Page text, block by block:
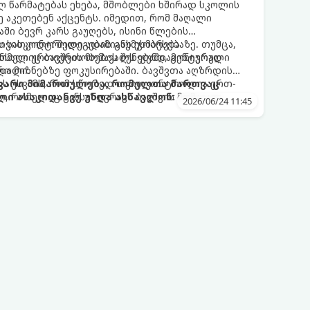
წარმატებას ეხება, მშობლები ხშირად სკოლის
აკეთებენ აქცენტს. იმედით, რომ მაღალი
ბევრ კარს გაუღებს, ისინი წლების
სასკოლო შედეგების გაუმჯობესებაზე. თუმცა,
ბავშვის მომავალს ფუნდამენტურად
ადამიანს ეხმარება
ურთიერთობების შენებაში, გონივრული
მიზნებზე ფოკუსირებაში. ბავშვთა აღზრდის
უსვამს, რომ სწორედ თვითკონტროლია ერთ-
განსაზღვრავს ბავშვის მომავალ
მიმართულება, რომელთა მართვაც
ასაკიდანვე უნდა ასწავლონ:
2026/06/24 11:45